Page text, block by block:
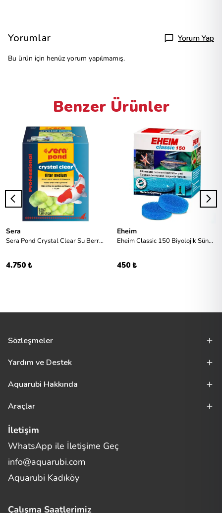
Yorumlar Yorum Yap
Bu ürün için henüz yorum yapılmamış.
Benzer Ürünler
Sera
Sera Pond Crystal Clear Su Berraklaştırıcı
4.750 ₺
Eheim
Eheim Classic 150 Biyolojik Sünger
450 ₺
Sözleşmeler
Yardım ve Destek
Aquarubi Hakkında
Araçlar
İletişim
WhatsApp ile İletişime Geç
info@aquarubi.com
Aquarubi Kadıköy
Çalışma Saatlerimiz
Merhaba! Size nasıl yardımcı
olabilirim?